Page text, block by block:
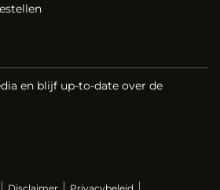
en blijf up-to-date over de